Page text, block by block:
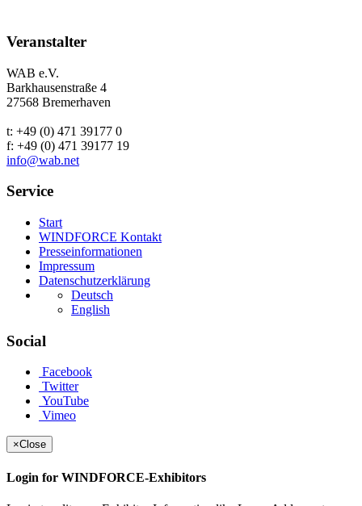
Veranstalter
WAB e.V.
Barkhausenstraße 4
27568 Bremerhaven
t: +49 (0) 471 39177 0
f: +49 (0) 471 39177 19
info@wab.net
Service
Start
WINDFORCE Kontakt
Presseinformationen
Impressum
Datenschutzerklärung
Deutsch
English
Social
Facebook
Twitter
YouTube
Vimeo
×Close
Login for WINDFORCE-Exhibitors